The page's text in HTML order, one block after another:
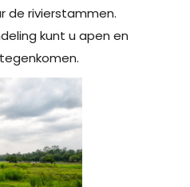
de rivierstammen.
kunt u apen en